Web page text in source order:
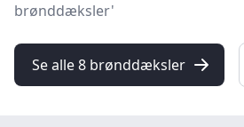
brønddæksler'
Se alle 8 brønddæksler